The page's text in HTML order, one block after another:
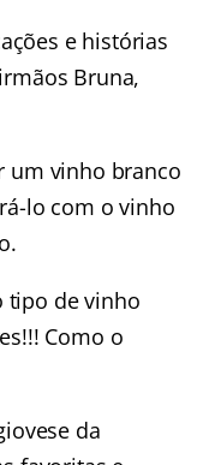
e histórias
Bruna,
um vinho branco
lo com o vinho
tipo de vinho
Como o
da